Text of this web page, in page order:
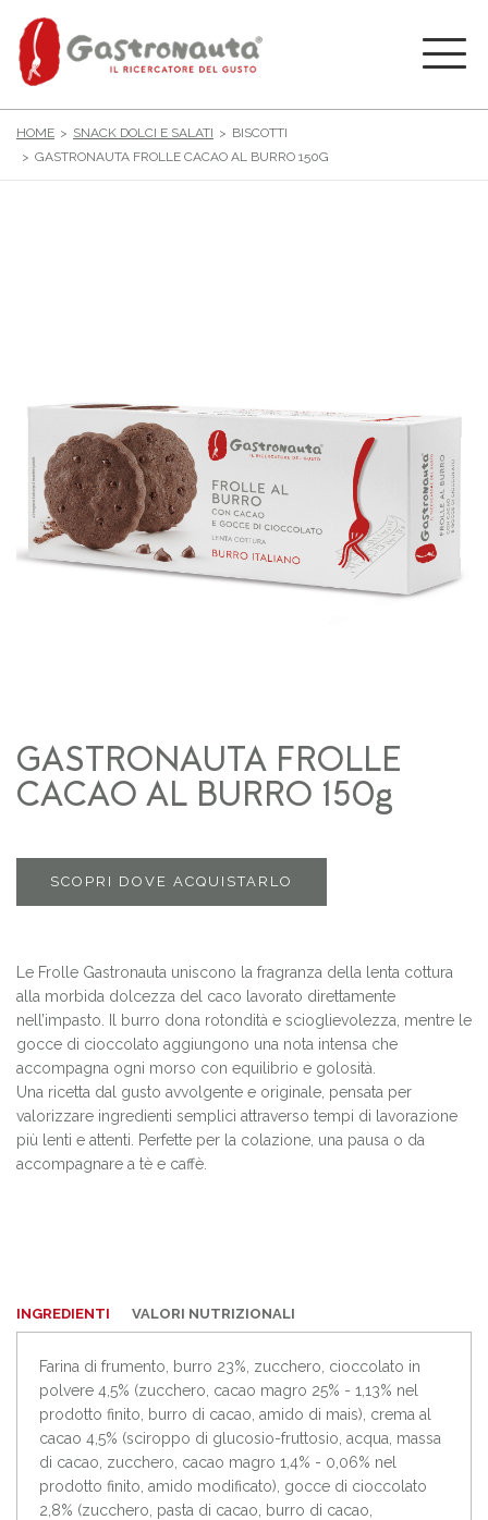
HOME SNACK DOLCI E SALATI
BISCOTTI
GASTRONAUTA FROLLE CACAO AL BURRO 150G
GASTRONAUTA FROLLE
CACAO AL BURRO 150g
SCOPRI DOVE ACQUISTARLO
Le Frolle Gastronauta uniscono la fragranza della lenta cottura
alla morbida dolcezza del caco lavorato direttamente
nell’impasto. Il burro dona rotondità e scioglievolezza, mentre le
gocce di cioccolato aggiungono una nota intensa che
accompagna ogni morso con equilibrio e golosità.
Una ricetta dal gusto avvolgente e originale, pensata per
valorizzare ingredienti semplici attraverso tempi di lavorazione
più lenti e attenti. Perfette per la colazione, una pausa o da
accompagnare a tè e caffè.
INGREDIENTI VALORI NUTRIZIONALI
Farina di frumento, burro 23%, zucchero, cioccolato in
polvere 4,5% (zucchero, cacao magro 25% - 1,13% nel
prodotto finito, burro di cacao, amido di mais), crema al
cacao 4,5% (sciroppo di glucosio-fruttosio, acqua, massa
di cacao, zucchero, cacao magro 1,4% - 0,06% nel
prodotto finito, amido modificato), gocce di cioccolato
2,8% (zucchero, pasta di cacao, burro di cacao,